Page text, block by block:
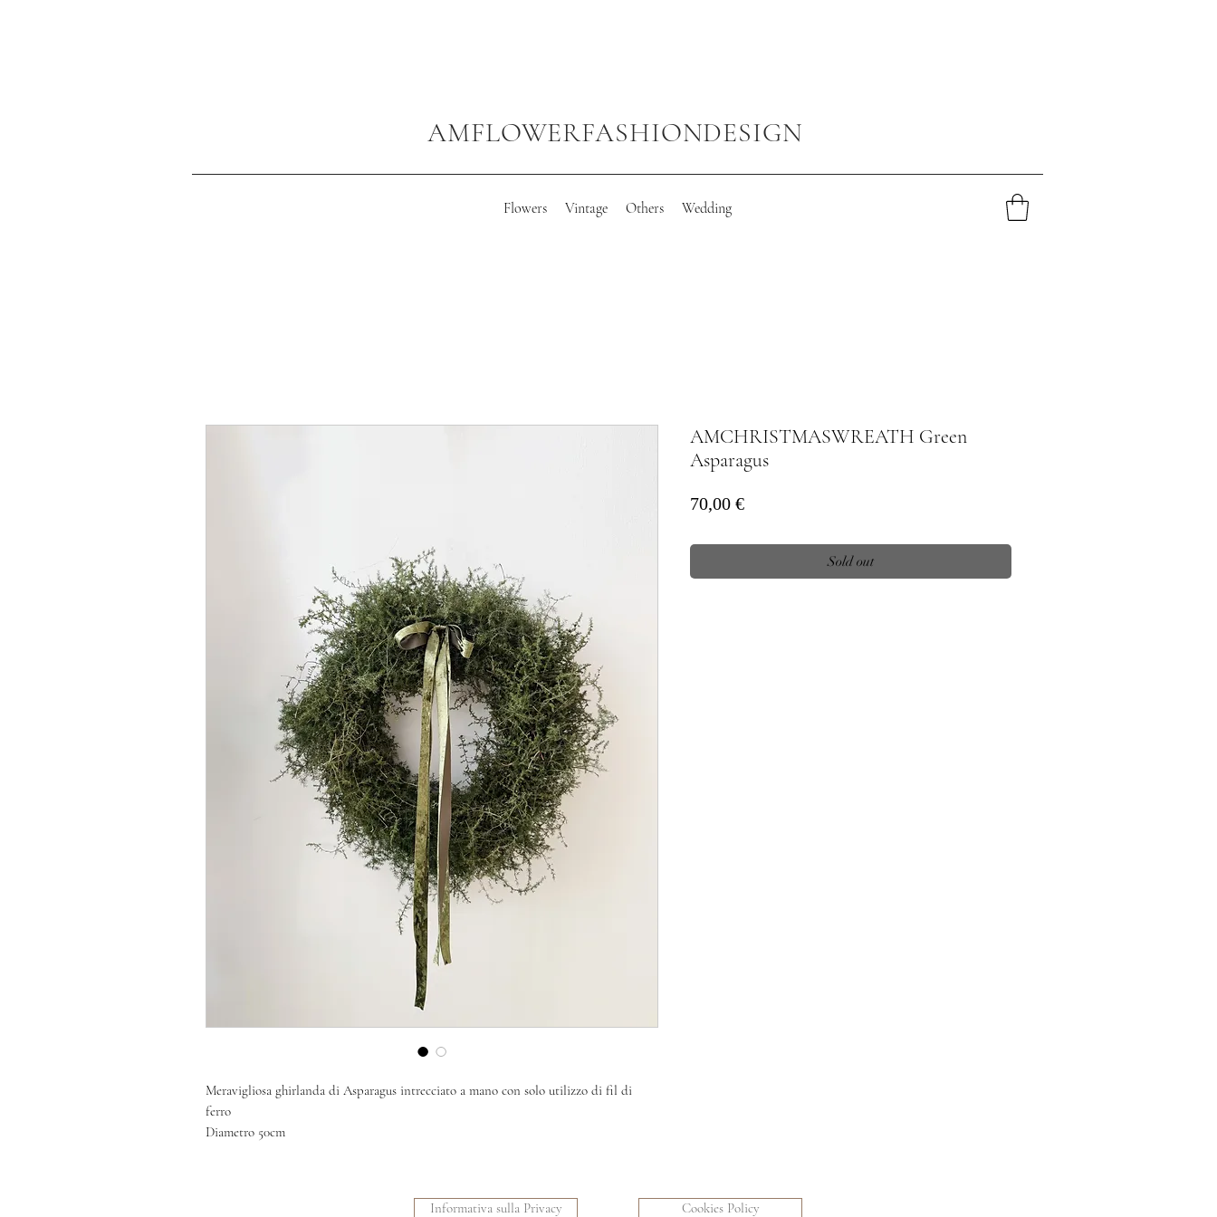
AMFLOWERFASHIONDESIGN
Flowers Vintage Others Wedding
Meravigliosa ghirlanda di Asparagus intrecciato a mano con solo utilizzo di fil di
ferro
Diametro 50cm
AMCHRISTMASWREATH Green
Asparagus
70,00 €Prezzo
Sold out
Informativa sulla Privacy Cookies Policy